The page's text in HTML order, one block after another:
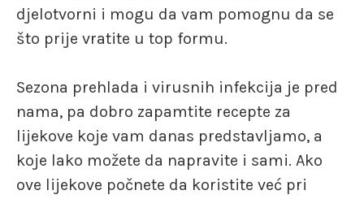
djelotvorni i mogu da vam pomognu da se
što prije vratite u top formu.
Sezona prehlada i virusnih infekcija je pred
nama, pa dobro zapamtite recepte za
lijekove koje vam danas predstavljamo, a
koje lako možete da napravite i sami. Ako
ove lijekove počnete da koristite već pri